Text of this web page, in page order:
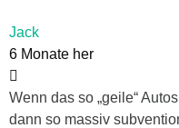
Jack
6 Monate her
Wenn das so „geile“
dann so massiv